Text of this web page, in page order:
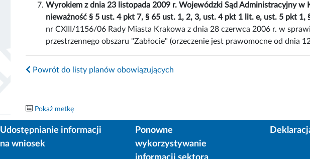
Wyrokiem z dnia 23 listopada 2009 r. Wojewódzki Sąd Administracyjny w
nieważność § 5 ust. 4 pkt 7, § 65 ust. 1, 2, 3, ust. 4 pkt 1 lit. e, ust. 5 pkt
nr CXIII/1156/06 Rady Miasta Krakowa z dnia 28 czerwca 2006 r. w
przestrzennego obszaru "Zabłocie" (orzeczenie jest prawomocne od dnia
Powrót do listy planów obowiązujących
Pokaż metkę
Udostępnianie informacji
na wniosek
Ponowne
wykorzystywanie